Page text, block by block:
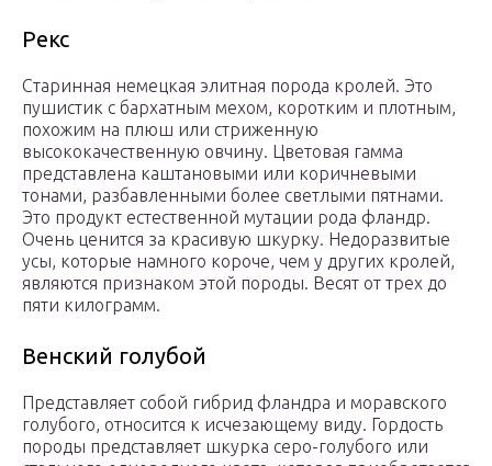
Рекс
Старинная немецкая элитная порода кролей. Это
пушистик с бархатным мехом, коротким и плотным,
похожим на плюш или стриженную
высококачественную овчину. Цветовая гамма
представлена каштановыми или коричневыми
тонами, разбавленными более светлыми пятнами.
Это продукт естественной мутации рода фландр.
Очень ценится за красивую шкурку. Недоразвитые
усы, которые намного короче, чем у других кролей,
являются признаком этой породы. Весят от трех до
пяти килограмм.
Венский голубой
Представляет собой гибрид фландра и моравского
голубого, относится к исчезающему виду. Гордость
породы представляет шкурка серо-голубого или